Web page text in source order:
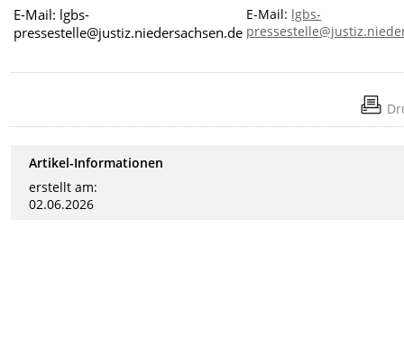
E-Mail: lgbs-
pressestelle@justiz.niedersachsen.de
E-Mail: lgbs-
Artikel-Informationen
erstellt am:
02.06.2026